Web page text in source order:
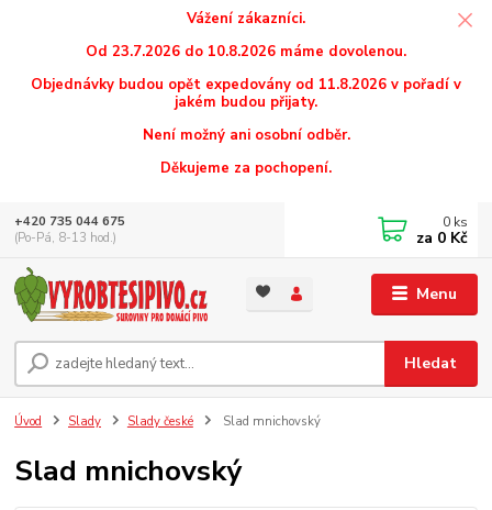
Vážení zákazníci.
Od 23.7.2026 do 10.8.2026 máme dovolenou.
Objednávky budou opět expedovány od 11.8.2026 v pořadí v
jakém budou přijaty.
Není možný ani osobní odběr.
Děkujeme za pochopení.
Menu
Hledat
+420 735 044 675
(Po-Pá, 8-13 hod.)
0 ks
za 0 Kč
Úvod Slady Slady české Slad mnichovský
Slad mnichovský